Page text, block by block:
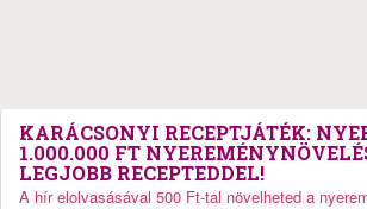
KARÁCSONYI RECEPTJÁTÉK:
1.000.000 FT
LEGJOBB RECEPTEDDEL!
A hír elolvasásával 500 Ft-tal növelheted a